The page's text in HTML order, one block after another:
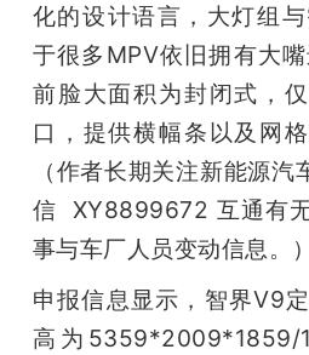
化的设计语言，大灯组
于很多MPV依旧拥有大
前脸大面积为封闭式，
口，提供横幅条以及网
（作者长期关注新能源
信  XY8899672 互通有
事与车厂人员变动信息。）
申报信息显示，智界V9
高为5359*2009*1859/